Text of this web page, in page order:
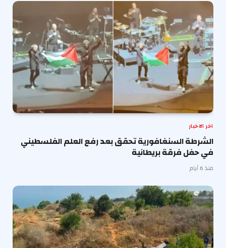
اخر الاخبار
الشرطة السنغافورية تحقق بعد رفع العلم الفلسطيني
في حفل فرقة بريطانية
منذ 6 أيام